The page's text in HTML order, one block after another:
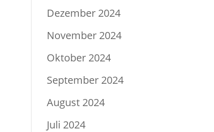
Dezember 2024
November 2024
Oktober 2024
September 2024
August 2024
Juli 2024